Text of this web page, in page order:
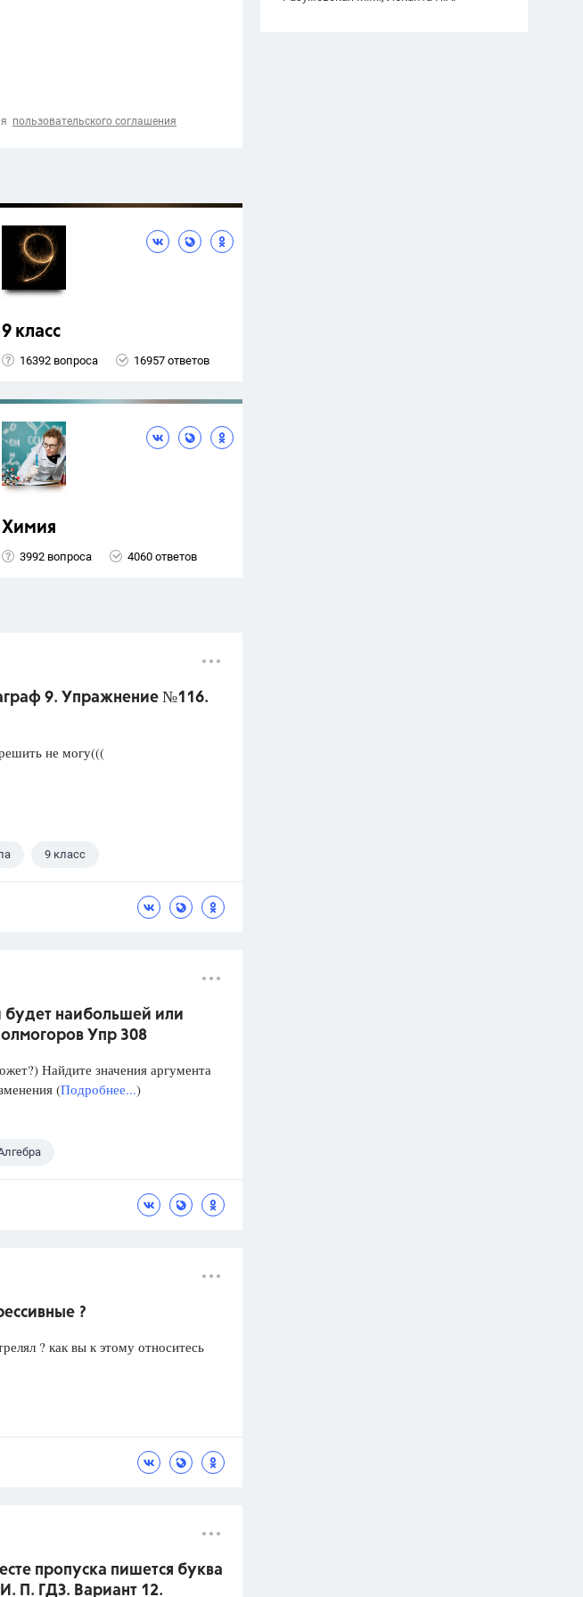
пользовательского соглашения
9 класс
16392 вопроса 16957 ответов
Химия
3992 вопроса 4060 ответов
9. Упражнение №116.
не могу(((
9 класс
будет наибольшей или
Упр 308
Найдите значения аргумента
(Подробнее...)
?
? как вы к этому относитесь
пропуска пишется буква
П. ГДЗ. Вариант 12.